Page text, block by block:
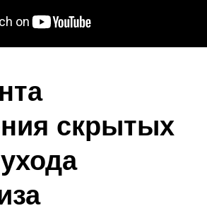
скрытых